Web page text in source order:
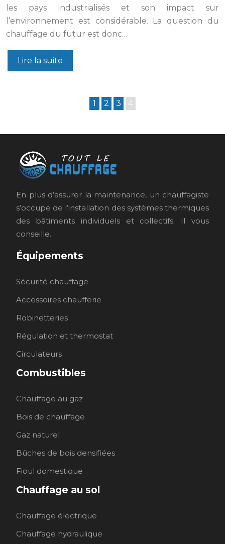
les pays industrialisés et son impact sur
l’environnement est considérable. La question du
chauffage du futur est donc…
Lire la suite
1 2 3 4
En plus d’assurer la maintenance, un chauffagiste
s’occupe de l’installation des systèmes thermiques
des bâtiments individuels et collectifs. Il vous
conseille.
Équipements
Sécurité chauffage
Accessoires chaufferie
Robinetteries
Régulation et thermostat
Circulateurs
Combustibles
Chauffage au gaz
Bois de chauffage
Gaz naturel
Bûches de bois densifiées
Fioul domestique
Chauffage au sol
Chauffage électrique
Chauffage hydraulique